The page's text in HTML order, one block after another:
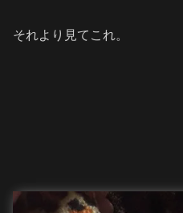
それより見てこれ。